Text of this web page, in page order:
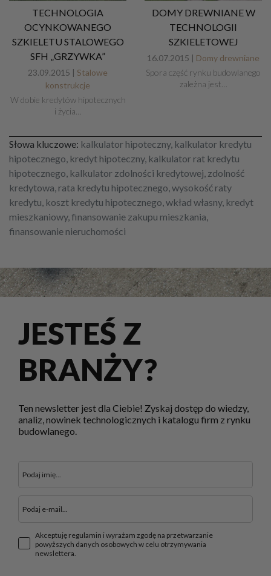
TECHNOLOGIA
OCYNKOWANEGO
SZKIELETU STALOWEGO
SFH „GRZYWKA”
23.09.2015 | Stalowe
konstrukcje
W dobie kredytów hipotecznych
i życia…
DOMY DREWNIANE W
TECHNOLOGII
SZKIELETOWEJ
16.07.2015 | Domy drewniane
Spora część rynku budowlanego
zależna jest…
Słowa kluczowe: kalkulator hipoteczny, kalkulator kredytu
hipotecznego, kredyt hipoteczny, kalkulator rat kredytu
hipotecznego, kalkulator zdolności kredytowej, zdolność
kredytowa, rata kredytu hipotecznego, wysokość raty
kredytu, koszt kredytu hipotecznego, wkład własny, kredyt
mieszkaniowy, finansowanie zakupu mieszkania,
finansowanie nieruchomości
JESTEŚ Z
BRANŻY?
Ten newsletter jest dla Ciebie! Zyskaj dostęp do wiedzy,
analiz, nowinek technologicznych i katalogu firm z rynku
budowlanego.
Akceptuję regulamin i wyrażam zgodę na przetwarzanie
powyższych danych osobowych w celu otrzymywania
newslettera.